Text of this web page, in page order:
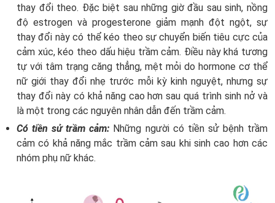
thay đổi theo. Đặc biệt sau những giờ đầu sau sinh, nồng
độ estrogen và progesterone giảm mạnh đột ngột, sự
thay đổi này có thể kéo theo sự chuyển biến tiêu cực của
cảm xúc, kéo theo dấu hiệu trầm cảm. Điều này khá tương
tự với tâm trạng căng thẳng, mệt mỏi do hormone cơ thể
nữ giới thay đổi nhẹ trước mỗi kỳ kinh nguyệt, nhưng sự
thay đổi này có khả năng cao hơn sau quá trình sinh nở và
là một trong các nguyên nhân dẫn đến trầm cảm.
Có tiền sử trầm cảm: Những người có tiền sử bệnh trầm
cảm có khả năng mắc trầm cảm sau khi sinh cao hơn các
nhóm phụ nữ khác.